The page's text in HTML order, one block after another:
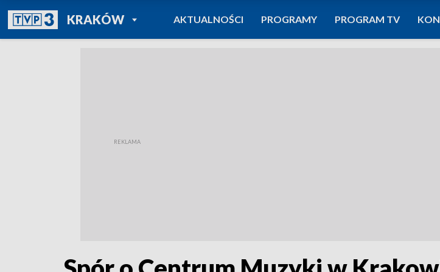
KRAKÓWPOWRÓT DO
TVP REGIONY
AKTUALNOŚCI PROGRAMY PROGRAM TV